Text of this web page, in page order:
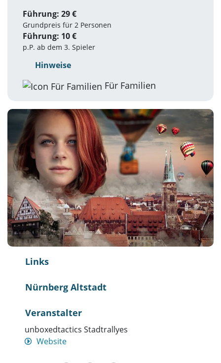
Führung: 29 €
Grundpreis für 2 Personen
Führung: 10 €
p.P. ab dem 3. Spieler
Hinweise
Für Familien
Links
Nürnberg Altstadt
Veranstalter
unboxedtactics Stadtrallyes
Website